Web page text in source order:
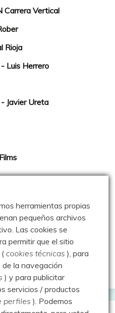
Carrera Vertical
Rioja
Luis Herrero
Javier Ureta
azul
herramientas propias
pequeños archivos
Las cookies se
permitir que el sitio
(cookies técnicas ), para
la navegación
) y para publicitar
servicios / productos
perfiles ). Podemos